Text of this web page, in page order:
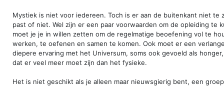
Mystiek is niet voor iedereen. Toch is er aan de buitenkant niet te
past of niet. Wel zijn er een paar voorwaarden om de opleiding te
moet je je in willen zetten om de regelmatige beoefening vol te
werken, te oefenen en samen te komen. Ook moet er een
diepere ervaring met het Universum, soms ook gevoeld als
dat er veel meer moet zijn dan het fysieke.
Het is niet geschikt als je alleen maar nieuwsgierig bent, een